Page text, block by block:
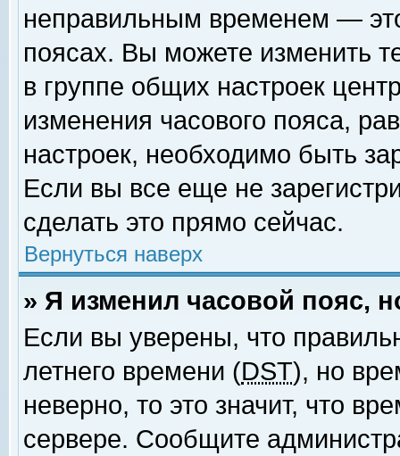
неправильным временем —
поясах. Вы можете изменить
в группе общих настроек
изменения часового пояса,
настроек, необходимо быть
Если вы все еще не
сделать это прямо сейчас.
Вернуться наверх
» Я изменил часовой пояс,
Если вы уверены, что
летнего времени (DST), но
неверно, то это значит, что
сервере. Сообщите